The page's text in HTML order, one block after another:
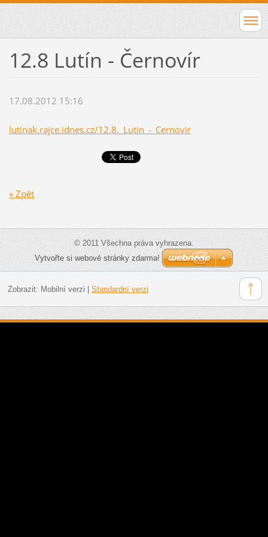
12.8 Lutín - Černovír
17.08.2012 15:16
lutinak.rajce.idnes.cz/12.8._Lutin_-_Cernovir
« Zpět
© 2011 Všechna práva vyhrazena.
Vytvořte si webové stránky zdarma!
Zobrazit: Mobilní verzi Standardní verzi